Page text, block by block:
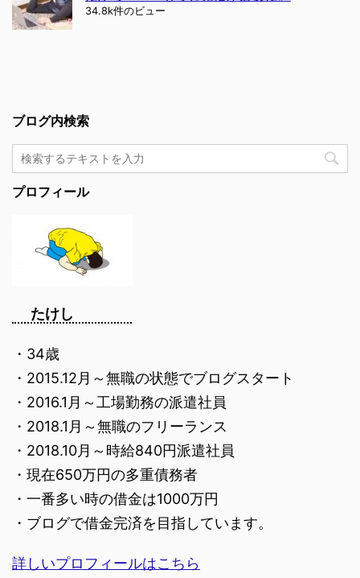
34.8k件のビュー
ブログ内検索
プロフィール
たけし
・34歳
・2015.12月～無職の状態でブログスタート
・2016.1月～工場勤務の派遣社員
・2018.1月～無職のフリーランス
・2018.10月～時給840円派遣社員
・現在650万円の多重債務者
・一番多い時の借金は1000万円
・ブログで借金完済を目指しています。
詳しいプロフィールはこちら